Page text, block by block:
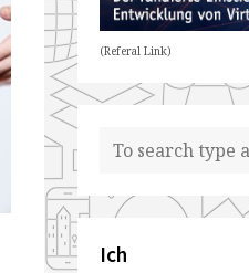
(Referal Link)
Ich